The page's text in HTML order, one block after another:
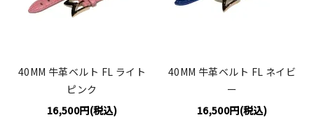
40MM 牛革ベルト FL ライト
ピンク
16,500円(税込)
40MM 牛革ベルト FL ネイビ
ー
16,500円(税込)